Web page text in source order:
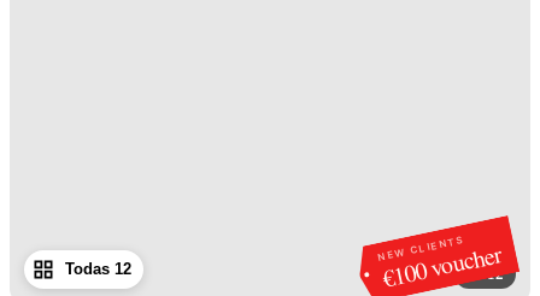
NEW CLIENTS
€100 voucher
1/12
Todas 12